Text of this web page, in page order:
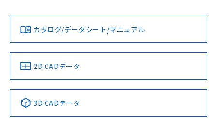
ダウンロードデータをご利用いただく前に、以下を必ずお読
みください。
ソフトウェアの使用条件
対応済み
中国 RoHS 注意事項・凡例
Pb Hg Cd Cr(VI)
カタログ/データシート/マニュアル
2D CADデータ
3D CADデータ